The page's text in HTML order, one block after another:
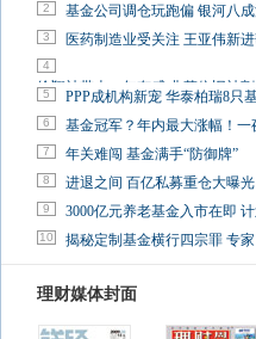
2 基金公司调仓玩跑偏 银河八
3 医药制造业受关注 王亚伟新
4
徐翔被带走一年有感:韭菜依旧被
5 PPP成机构新宠 华泰柏瑞8只
6 基金冠军？年内最大涨幅！一
7 年关难闯 基金满手“防御牌”
8 进退之间 百亿私募重仓大曝光
9 3000亿元养老基金入市在即
10 揭秘定制基金横行四宗罪 专
理财媒体封面